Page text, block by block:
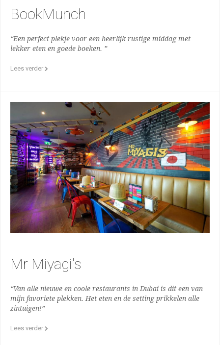
BookMunch
“Een perfect plekje voor een heerlijk rustige middag met
lekker eten en goede boeken. ”
Lees verder
Mr Miyagi's
“Van alle nieuwe en coole restaurants in Dubai is dit een van
mijn favoriete plekken. Het eten en de setting prikkelen alle
zintuigen!”
Lees verder